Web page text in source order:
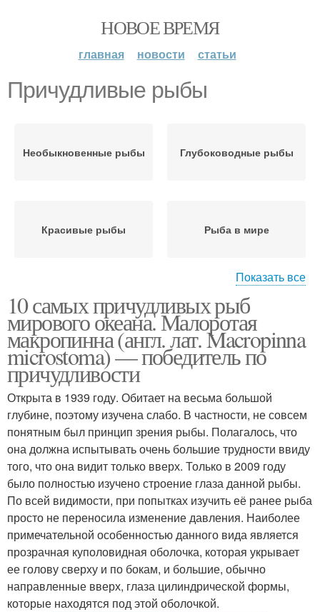
НОВОЕ ВРЕМЯ
главная новости статьи
Причудливые рыбы
Необыкновенные рыбы Глубоководные рыбы
Красивые рыбы Рыба в мире
Крупные рыбы
Показать все
10 самых причудливых рыб
мирового океана. Малоротая
макропинна (англ. лат. Macropinna
microstoma) — победитель по
причудливости
Открыта в 1939 году. Обитает на весьма большой
глубине, поэтому изучена слабо. В частности, не совсем
понятным был принцип зрения рыбы. Полагалось, что
она должна испытывать очень большие трудности ввиду
того, что она видит только вверх. Только в 2009 году
было полностью изучено строение глаза данной рыбы.
По всей видимости, при попытках изучить её ранее рыба
просто не переносила изменение давления. Наиболее
примечательной особенностью данного вида является
прозрачная куполовидная оболочка, которая укрывает
ее голову сверху и по бокам, и большие, обычно
направленные вверх, глаза цилиндрической формы,
которые находятся под этой оболочкой.